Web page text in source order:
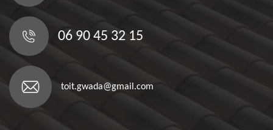
06 90 45 32 15
toit.gwada@gmail.com